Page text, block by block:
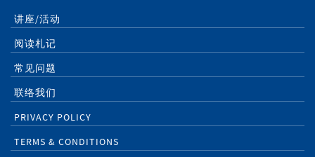
讲座/活动
阅读札记
常见问题
联络我们
PRIVACY POLICY
TERMS & CONDITIONS